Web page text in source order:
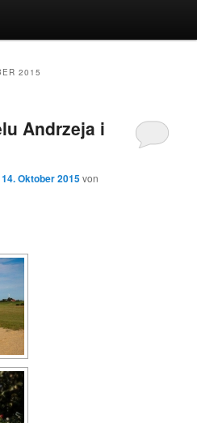
2015
Andrzeja i
Oktober 2015von